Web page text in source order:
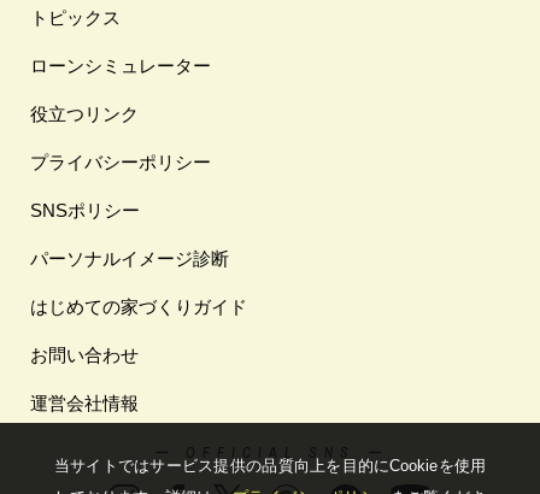
トピックス
ローンシミュレーター
役立つリンク
プライバシーポリシー
SNSポリシー
パーソナルイメージ診断
はじめての家づくりガイド
お問い合わせ
運営会社情報
ー OFFICIAL SNS ー
当サイトではサービス提供の品質向上を⽬的にCookieを使⽤